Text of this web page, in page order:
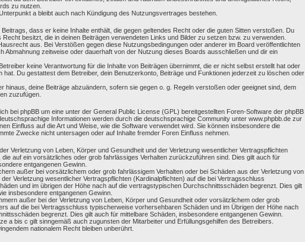
zu nutzen.
a bleibt auch nach Kündigung des Nutzungsvertrages bestehen.
dass er keine Inhalte enthält, die gegen geltendes Recht oder die guten Sitten verstoßen. Du
besitzt, die in deinen Beiträgen verwendeten Links und Bilder zu setzen bzw. zu verwenden.
aus. Bei Verstößen gegen diese Nutzungsbedingungen oder anderer im Board veröffentlichten
Abmahnung zeitweise oder dauerhaft von der Nutzung dieses Boards ausschließen und dir ein
keine Verantwortung für die Inhalte von Beiträgen übernimmt, die er nicht selbst erstellt hat oder
hat. Du gestattest dem Betreiber, dein Benutzerkonto, Beiträge und Funktionen jederzeit zu löschen oder
hinaus, deine Beiträge abzuändern, sofern sie gegen o. g. Regeln verstoßen oder geeignet sind, dem
zuzufügen.
bei phpBB um eine unter der General Public License (GPL) bereitgestellten Foren-Software der phpBB
Informationen werden durch die deutschsprachige Community unter www.phpbb.de zur
Einfluss auf die Art und Weise, wie die Software verwendet wird. Sie können insbesondere die
Zwecke nicht untersagen oder auf Inhalte fremder Foren Einfluss nehmen.
Verletzung von Leben, Körper und Gesundheit und der Verletzung wesentlicher Vertragspflichten
auf ein vorsätzliches oder grob fahrlässiges Verhalten zurückzuführen sind. Dies gilt auch für
entgangenen Gewinn.
außer bei vorsätzlichem oder grob fahrlässigem Verhalten oder bei Schäden aus der Verletzung von
Verletzung wesentlicher Vertragspflichten (Kardinalpflichten) auf die bei Vertragsschluss
und im übrigen der Höhe nach auf die vertragstypischen Durchschnittsschäden begrenzt. Dies gilt
insbesondere entgangenen Gewinn.
außer bei der Verletzung von Leben, Körper und Gesundheit oder vorsätzlichem oder grob
auf die bei Vertragsschluss typischerweise vorhersehbaren Schäden und im Übrigen der Höhe nach
begrenzt. Dies gilt auch für mittelbare Schäden, insbesondere entgangenen Gewinn.
a bis c gilt sinngemäß auch zugunsten der Mitarbeiter und Erfüllungsgehilfen des Betreibers.
nationalem Recht bleiben unberührt.